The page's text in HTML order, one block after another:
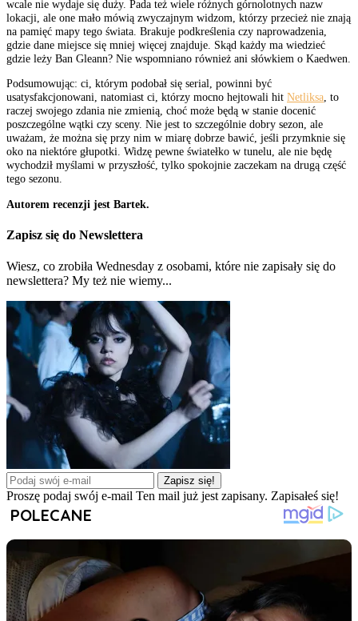
wcale nie wydaje się duży. Pada też wiele różnych górnolotnych nazw
lokacji, ale one mało mówią zwyczajnym widzom, którzy przecież nie znają
na pamięć mapy tego świata. Brakuje podkreślenia czy naprowadzenia,
gdzie dane miejsce się mniej więcej znajduje. Skąd każdy ma wiedzieć
gdzie leży Ban Gleann? Nie wspomniano również ani słówkiem o Kaedwen.
Podsumowując: ci, którym podobał się serial, powinni być
usatysfakcjonowani, natomiast ci, którzy mocno hejtowali hit Netliksa, to
raczej swojego zdania nie zmienią, choć może będą w stanie docenić
poszczególne wątki czy sceny. Nie jest to szczególnie dobry sezon, ale
uważam, że można się przy nim w miarę dobrze bawić, jeśli przymknie się
oko na niektóre głupotki. Widzę pewne światełko w tunelu, ale nie będę
wychodził myślami w przyszłość, tylko spokojnie zaczekam na drugą część
tego sezonu.
Autorem recenzji jest Bartek.
Zapisz się do Newslettera
Wiesz, co zrobiła Wednesday z osobami, które nie zapisały się do
newslettera? My też nie wiemy...
Zapisz się!
Proszę podaj swój e-mail Ten mail już jest zapisany. Zapisałeś się!